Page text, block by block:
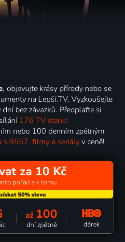
, objevujte krásy přírody nebo se
na Lepší.TV. Vyzkoušejte
bez závazků. Předplaťte si
176 TV stanic
nebo 100 denním zpětným
s 9557 filmy a seriályv ceně!
za 10 Kč
pořad a k tomu
až 100
dní zpětně dárek